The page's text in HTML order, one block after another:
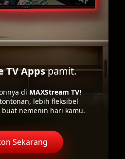
TV Appspamit.
di MAXStream TV!
lebih fleksibel
buat nemenin hari kamu.
Sekarang